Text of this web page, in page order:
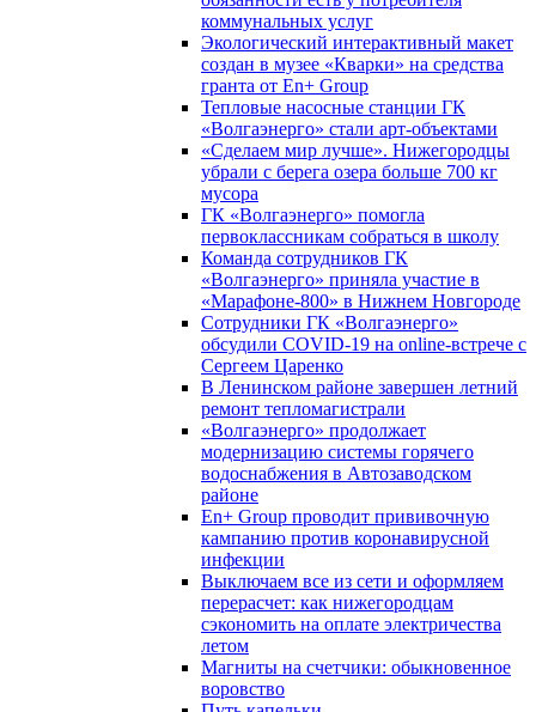
коммунальных услуг
Экологический интерактивный макет
создан в музее «Кварки» на средства
гранта от En+ Group
Тепловые насосные станции ГК
«Волгаэнерго» стали арт-объектами
«Сделаем мир лучше». Нижегородцы
убрали с берега озера больше 700 кг
мусора
ГК «Волгаэнерго» помогла
первоклассникам собраться в школу
Команда сотрудников ГК
«Волгаэнерго» приняла участие в
«Марафоне-800» в Нижнем Новгороде
Сотрудники ГК «Волгаэнерго»
обсудили COVID-19 на online-встрече с
Сергеем Царенко
В Ленинском районе завершен летний
ремонт тепломагистрали
«Волгаэнерго» продолжает
модернизацию системы горячего
водоснабжения в Автозаводском
районе
En+ Group проводит прививочную
кампанию против коронавирусной
инфекции
Выключаем все из сети и оформляем
перерасчет: как нижегородцам
сэкономить на оплате электричества
летом
Магниты на счетчики: обыкновенное
воровство